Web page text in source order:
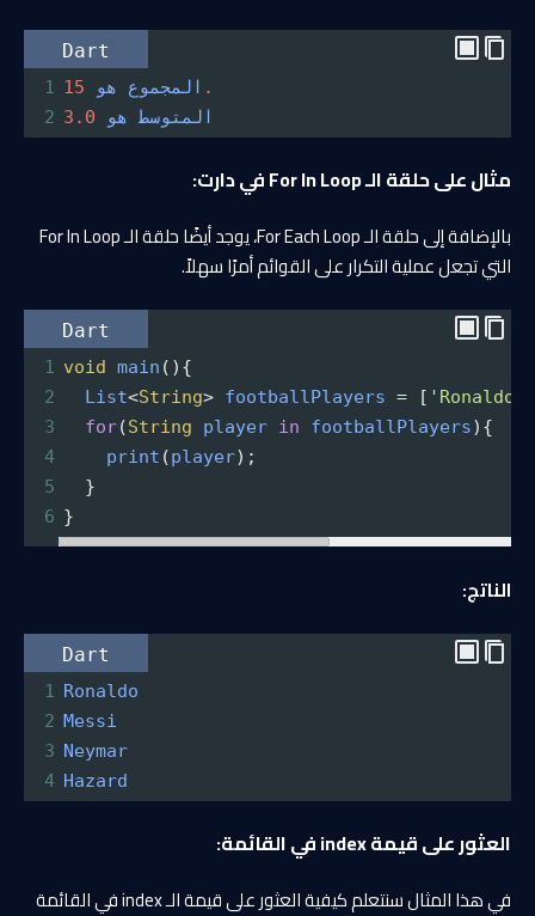
Dart
1 المجموع هو
15.
2
المتوسط هو 3.0
مثال على حلقة الـ For In Loop في دارت:
بالإضافة إلى حلقة الـ For Each Loop، يوجد أيضًا حلقة الـ For In Loop
التي تجعل عملية التكرار على القوائم أمرًا سهلاً.
Dart
1 void main (){
2
List<String> footballPlayers = [ 'Ronaldo'
3
for(String player in footballPlayers){
4
print (player);
5
  }
6 }
الناتج:
Dart
1 Ronaldo
2 Messi
3 Neymar
4 Hazard
العثور على قيمة index في القائمة:
في هذا المثال سنتعلم كيفية العثور على قيمة الـ index في القائمة